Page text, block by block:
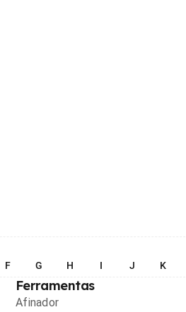
F G H I J K
Ferramentas
Afinador